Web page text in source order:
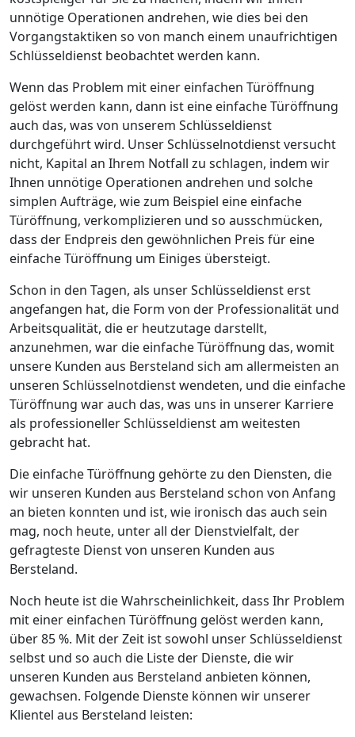
unnötige Operationen andrehen, wie dies bei den
Vorgangstaktiken so von manch einem unaufrichtigen
Schlüsseldienst beobachtet werden kann.
Wenn das Problem mit einer einfachen Türöffnung
gelöst werden kann, dann ist eine einfache Türöffnung
auch das, was von unserem Schlüsseldienst
durchgeführt wird. Unser Schlüsselnotdienst versucht
nicht, Kapital an Ihrem Notfall zu schlagen, indem wir
Ihnen unnötige Operationen andrehen und solche
simplen Aufträge, wie zum Beispiel eine einfache
Türöffnung, verkomplizieren und so ausschmücken,
dass der Endpreis den gewöhnlichen Preis für eine
einfache Türöffnung um Einiges übersteigt.
Schon in den Tagen, als unser Schlüsseldienst erst
angefangen hat, die Form von der Professionalität und
Arbeitsqualität, die er heutzutage darstellt,
anzunehmen, war die einfache Türöffnung das, womit
unsere Kunden aus Bersteland sich am allermeisten an
unseren Schlüsselnotdienst wendeten, und die einfache
Türöffnung war auch das, was uns in unserer Karriere
als professioneller Schlüsseldienst am weitesten
gebracht hat.
Die einfache Türöffnung gehörte zu den Diensten, die
wir unseren Kunden aus Bersteland schon von Anfang
an bieten konnten und ist, wie ironisch das auch sein
mag, noch heute, unter all der Dienstvielfalt, der
gefragteste Dienst von unseren Kunden aus
Bersteland.
Noch heute ist die Wahrscheinlichkeit, dass Ihr Problem
mit einer einfachen Türöffnung gelöst werden kann,
über 85 %. Mit der Zeit ist sowohl unser Schlüsseldienst
selbst und so auch die Liste der Dienste, die wir
unseren Kunden aus Bersteland anbieten können,
gewachsen. Folgende Dienste können wir unserer
Klientel aus Bersteland leisten: